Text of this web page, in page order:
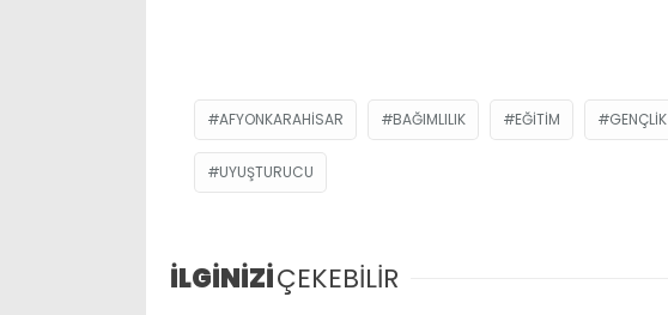
AFYONKARAHISAR BAĞIMLILIK EĞITIM GENÇLIK
UYUŞTURUCU
İLGİNİZİÇEKEBİLİR